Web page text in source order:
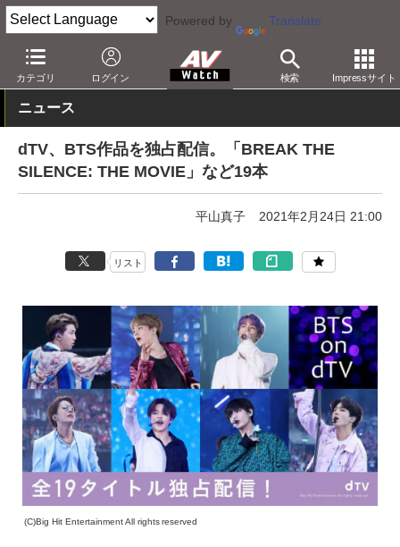
Powered by Translate
カテゴリ ログイン 検索 Impressサイト
AV Watch コンテンツ・サービス 映像配信 dTV
ニュース
dTV、BTS作品を独占配信。「BREAK THE
SILENCE: THE MOVIE」など19本
平山真子 2021年2月24日 21:00
リスト
(C)Big Hit Entertainment All rights reserved